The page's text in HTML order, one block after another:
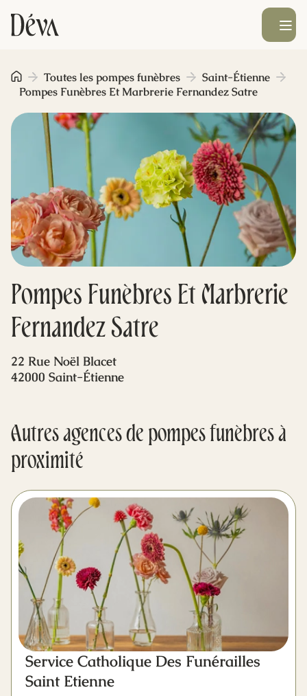
Obsèques
Prévoyance
Monument funéraire
Livraison de fleurs
Blog
Mes dernières volontés
Ouvrir le
Pompes Funèbres Et Marbrerie
Fernandez Satre
Toutes les pompes funèbres
Saint-Étienne
Pompes Funèbres Et Marbrerie Fernandez Satre
22 Rue Noël Blacet
42000 Saint-Étienne
Autres agences de pompes funèbres à
proximité
Service Catholique Des Funérailles
Saint Etienne